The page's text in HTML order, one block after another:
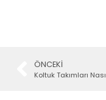
ÖNCEKI